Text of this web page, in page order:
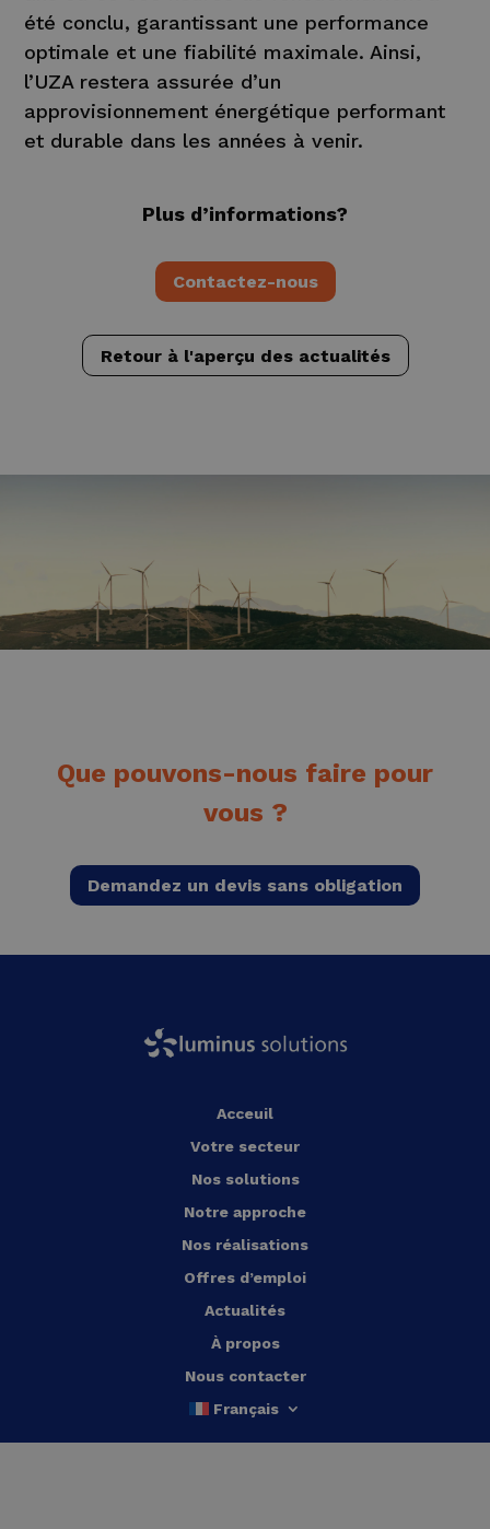
été conclu, garantissant une performance
optimale et une fiabilité maximale. Ainsi,
l’UZA restera assurée d’un
approvisionnement énergétique performant
et durable dans les années à venir.
Plus d’informations?
Contactez-nous
Retour à l'aperçu des actualités
Que pouvons-nous faire pour
vous ?
Demandez un devis sans obligation
Acceuil
Votre secteur
Nos solutions
Notre approche
Nos réalisations
Offres d’emploi
Actualités
À propos
Nous contacter
Français